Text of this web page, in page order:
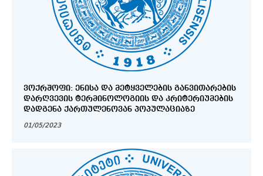
ᲕᲝᲥᲠᲨᲝᲤᲘ: ᲔᲜᲘᲡᲐ ᲓᲐ ᲛᲔᲢᲧᲕᲔᲚᲔᲑᲘᲡ ᲒᲐᲜᲕᲘᲗᲐᲠᲔᲑᲘᲡ
ᲓᲐᲠᲦᲕᲔᲕᲘᲡ ᲢᲔᲠᲛᲘᲜᲝᲚᲝᲒᲘᲘᲡ ᲓᲐ ᲙᲠᲘᲢᲔᲠᲘᲣᲛᲔᲑᲘᲡ
ᲓᲐᲓᲒᲔᲜᲐ ᲥᲐᲠᲗᲣᲚᲔᲜᲝᲕᲐᲜ ᲞᲝᲞᲣᲚᲐᲪᲘᲐᲖᲔ
01/05/2023